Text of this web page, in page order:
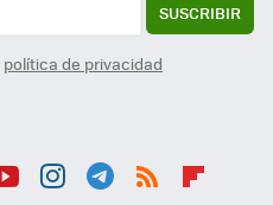
SUSCRIBIR
política de privacidad